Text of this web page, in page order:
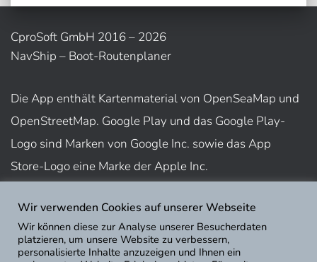
CproSoft GmbH 2016 – 2026
NavShip – Boot-Routenplaner
Die App enthält Kartenmaterial von OpenSeaMap und
OpenStreetMap. Google Play und das Google Play-
Logo sind Marken von Google Inc. sowie das App
Store-Logo eine Marke der Apple Inc.
Nutzungsbedingungen
Impressum
Datenschutz
Wir verwenden Cookies auf unserer Webseite
Wir können diese zur Analyse unserer Besucherdaten
platzieren, um unsere Website zu verbessern,
personalisierte Inhalte anzuzeigen und Ihnen ein